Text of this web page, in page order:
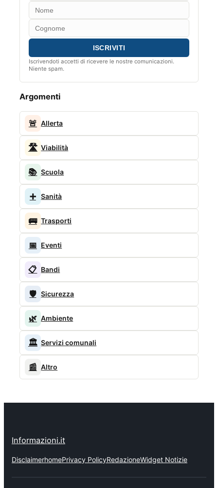
Iscrivendoti accetti di ricevere le nostre comunicazioni.
Niente spam.
Argomenti
🚨 Allerta
🛣️ Viabilità
📚 Scuola
➕ Sanità
🚌 Trasporti
📅 Eventi
📋 Bandi
🛡️ Sicurezza
🌿 Ambiente
🏛️ Servizi comunali
📰 Altro
Informazioni.it
DisclaimerhomePrivacy PolicyRedazioneWidget Notizie